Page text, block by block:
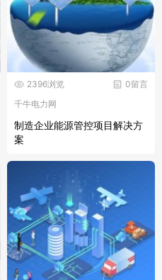
0留言
2396浏览
千牛电力网
制造企业能源管控项目解决方
案